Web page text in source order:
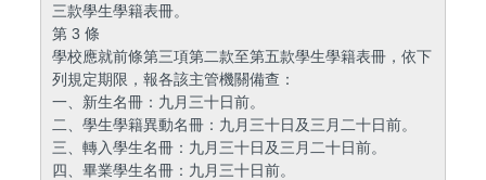
三款學生學籍表冊。
第 3 條
學校應就前條第三項第二款至第五款學生學籍表冊，依下
列規定期限，報各該主管機關備查：
一、新生名冊：九月三十日前。
二、學生學籍異動名冊：九月三十日及三月二十日前。
三、轉入學生名冊：九月三十日及三月二十日前。
四、畢業學生名冊：九月三十日前。